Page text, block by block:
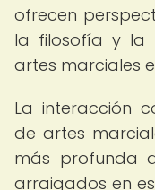
ofrecen
la filosofía y la
artes marciales
La interacción
de artes
más profunda
arraigados en